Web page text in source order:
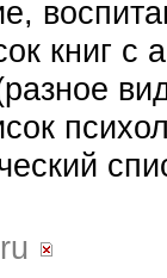
книг с